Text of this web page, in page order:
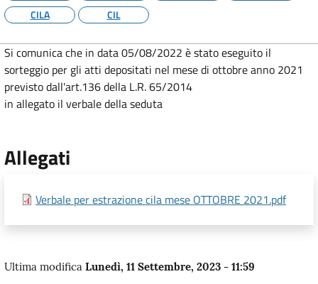
CILA
CIL
Si comunica che in data 05/08/2022 è stato eseguito il
sorteggio per gli atti depositati nel mese di ottobre anno 2021
previsto dall'art.136 della L.R. 65/2014
in allegato il verbale della seduta
Allegati
Verbale per estrazione cila mese OTTOBRE 2021.pdf
Ultima modifica Lunedì, 11 Settembre, 2023 - 11:59